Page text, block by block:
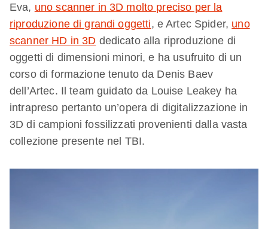
Eva, uno scanner in 3D molto preciso per la
riproduzione di grandi oggetti, e Artec Spider, uno
scanner HD in 3D dedicato alla riproduzione di
oggetti di dimensioni minori, e ha usufruito di un
corso di formazione tenuto da Denis Baev
dell’Artec. Il team guidato da Louise Leakey ha
intrapreso pertanto un’opera di digitalizzazione in
3D di campioni fossilizzati provenienti dalla vasta
collezione presente nel TBI.